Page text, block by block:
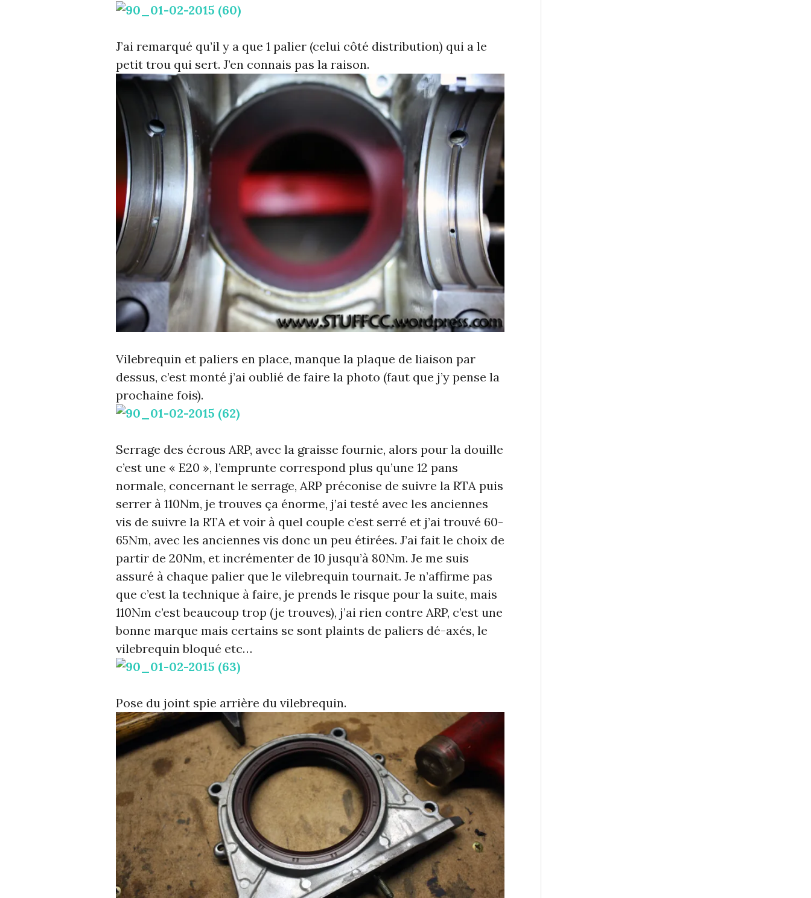
J’ai remarqué qu’il y a que 1 palier (celui côté distribution) qui a le
petit trou qui sert. J’en connais pas la raison.
Vilebrequin et paliers en place, manque la plaque de liaison par
dessus, c’est monté j’ai oublié de faire la photo (faut que j’y pense la
prochaine fois).
Serrage des écrous ARP, avec la graisse fournie, alors pour la douille
c’est une « E20 », l’emprunte correspond plus qu’une 12 pans
normale, concernant le serrage, ARP préconise de suivre la RTA puis
serrer à 110Nm, je trouves ça énorme, j’ai testé avec les anciennes
vis de suivre la RTA et voir à quel couple c’est serré et j’ai trouvé 60-
65Nm, avec les anciennes vis donc un peu étirées. J’ai fait le choix de
partir de 20Nm, et incrémenter de 10 jusqu’à 80Nm. Je me suis
assuré à chaque palier que le vilebrequin tournait. Je n’affirme pas
que c’est la technique à faire, je prends le risque pour la suite, mais
110Nm c’est beaucoup trop (je trouves), j’ai rien contre ARP, c’est une
bonne marque mais certains se sont plaints de paliers dé-axés, le
vilebrequin bloqué etc…
Pose du joint spie arrière du vilebrequin.